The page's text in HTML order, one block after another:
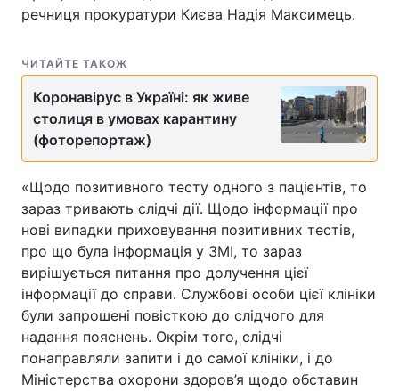
речниця прокуратури Києва Надія Максимець.
ЧИТАЙТЕ ТАКОЖ
Коронавірус в Україні: як живе
столиця в умовах карантину
(фоторепортаж)
«Щодо позитивного тесту одного з пацієнтів, то
зараз тривають слідчі дії. Щодо інформації про
нові випадки приховування позитивних тестів,
про що була інформація у ЗМІ, то зараз
вирішується питання про долучення цієї
інформації до справи. Службові особи цієї клініки
були запрошені повісткою до слідчого для
надання пояснень. Окрім того, слідчі
понаправляли запити і до самої клініки, і до
Міністерства охорони здоров’я щодо обставин